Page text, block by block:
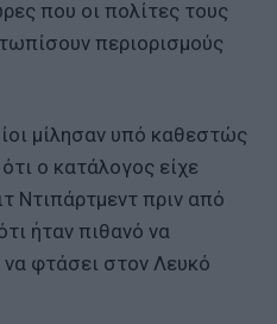
που οι πολίτες τους
περιορισμούς
μίλησαν υπό καθεστώς
ο κατάλογος είχε
Ντιπάρτμεντ πριν από
ήταν πιθανό να
φτάσει στον Λευκό